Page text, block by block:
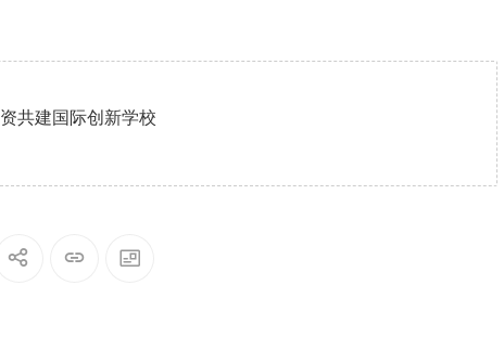
共建国际创新学校